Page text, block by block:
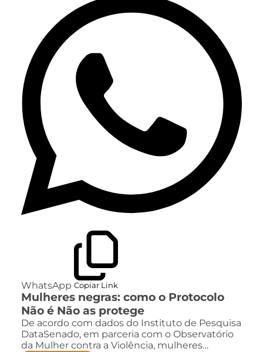
WhatsApp Copiar Link
Mulheres negras: como o Protocolo
Não é Não as protege
De acordo com dados do Instituto de Pesquisa
DataSenado, em parceria com o Observatório
da Mulher contra a Violência, mulheres…